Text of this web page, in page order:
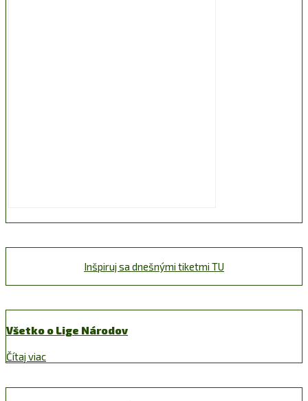
Inšpiruj sa dnešnými tiketmi TU
Všetko o Lige Národov
Čítaj viac